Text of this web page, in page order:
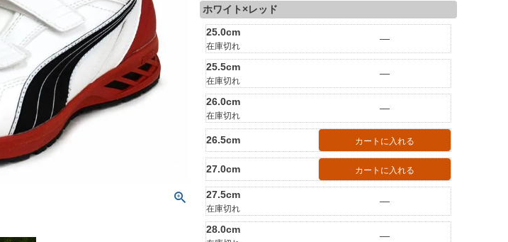
ホワイト×レッド
25.0cm
在庫切れ
—
25.5cm
在庫切れ
—
26.0cm
在庫切れ
—
26.5cm カートに入れる
27.0cm カートに入れる
27.5cm
在庫切れ
—
28.0cm
—